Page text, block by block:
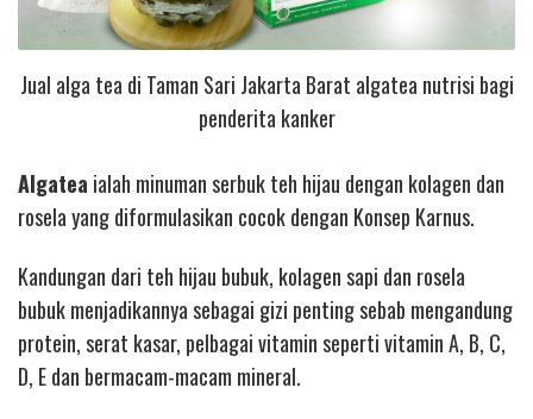
Jual alga tea di Taman Sari Jakarta Barat algatea nutrisi bagi
penderita kanker
Algatea ialah minuman serbuk teh hijau dengan kolagen dan
rosela yang diformulasikan cocok dengan Konsep Karnus.
Kandungan dari teh hijau bubuk, kolagen sapi dan rosela
bubuk menjadikannya sebagai gizi penting sebab mengandung
protein, serat kasar, pelbagai vitamin seperti vitamin A, B, C,
D, E dan bermacam-macam mineral.